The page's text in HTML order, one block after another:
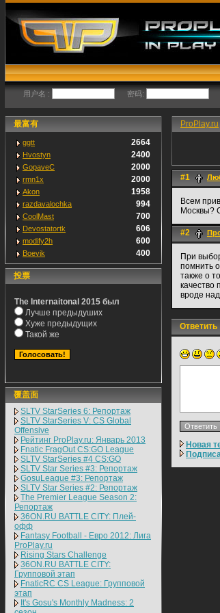
用户名 : 密码:
最富有
ggtt 2664
Hvostyn 2400
GopaveC 2000
rmn1x 2000
Akon 1958
razdavalochka 994
CoolMast 700
Devostatortk 606
modify2h 600
Boevik 400
投票
The Internaitonal 2015 был
Лучше предыдуших
Хуже предыдущих
Такой же
覆盖面
SLTV StarSeries 6: Репортаж
SLTV StarSeries V: CS Global
Offensive
Рейтинг ProPlay.ru: Январь 2013
Fnatic FragOut CS:GO League
SLTV StarSeries #4 CS:GO
SLTV Star Series #3: Репортаж
GosuLeague #3: Репортаж
SLTV Star Series #2: Репортаж
The Premier League Season 2:
Репортаж
36ON.RU BATTLE CITY: Плей-
офф
Fantasy Football - Евро 2012: Лига
ProPlay.ru
Rising Stars Challenge
36ON.RU BATTLE CITY:
Групповой этап
FnaticRC CS League: Групповой
этап
It's Gosu's Monthly Madness: 2
ProPlay.ru
#1
Всем
Москвы?
#2
При
помнить
также о
качество
вроде
Ответить
Новая